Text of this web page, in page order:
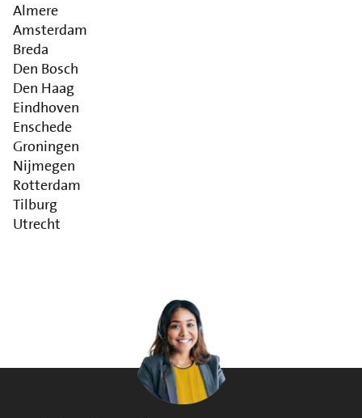
Almere
Amsterdam
Breda
Den Bosch
Den Haag
Eindhoven
Enschede
Groningen
Nijmegen
Rotterdam
Tilburg
Utrecht